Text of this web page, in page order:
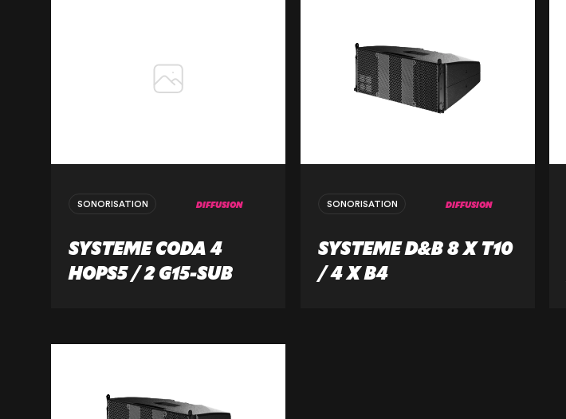
SONORISATION DIFFUSION
SYSTEME CODA 4
HOPS5 / 2 G15-SUB
SONORISATION DIFFUSION
SYSTEME D&B 8 X T10
/ 4 X B4